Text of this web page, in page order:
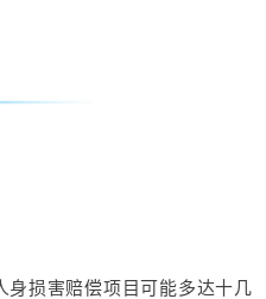
身损害赔偿项目可能多达十几